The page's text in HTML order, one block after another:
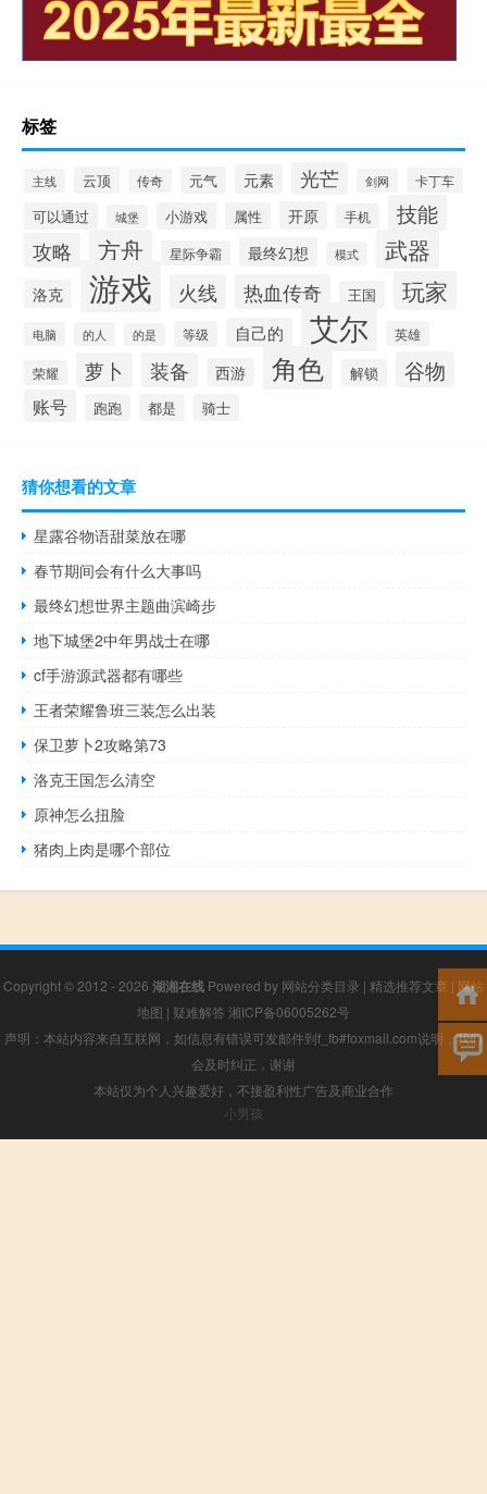
标签
主线 云顶 传奇 元气 元素 光芒 剑网 卡丁车
可以通过 城堡 小游戏 属性 开原 手机 技能
攻略 方舟 星际争霸 最终幻想 模式 武器
洛克 游戏 火线 热血传奇 王国 玩家
电脑 的人 的是 等级 自己的 艾尔 英雄
荣耀 萝卜 装备 西游 角色 解锁 谷物
账号 跑跑 都是 骑士
猜你想看的文章
星露谷物语甜菜放在哪
春节期间会有什么大事吗
最终幻想世界主题曲滨崎步
地下城堡2中年男战士在哪
cf手游源武器都有哪些
王者荣耀鲁班三装怎么出装
保卫萝卜2攻略第73
洛克王国怎么清空
原神怎么扭脸
猪肉上肉是哪个部位
Copyright © 2012 - 2026 湖湘在线 Powered by 网站分类目录 | 精选推荐文章 | 网站
地图 | 疑难解答 湘ICP备06005262号
声明：本站内容来自互联网，如信息有错误可发邮件到f_fb#foxmail.com说明，我们
会及时纠正，谢谢
本站仅为个人兴趣爱好，不接盈利性广告及商业合作
小男孩